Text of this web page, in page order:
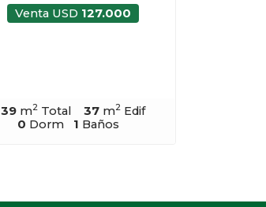
Venta USD 127.000
39 m2 Total 37 m2 Edif
0 Dorm 1 Baños